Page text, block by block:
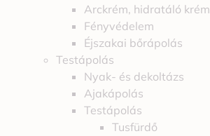
Arckrém, hidratáló krém
Fényvédelem
Éjszakai bőrápolás
Testápolás
Nyak- és dekoltázs
Ajakápolás
Testápolás
Tusfürdő